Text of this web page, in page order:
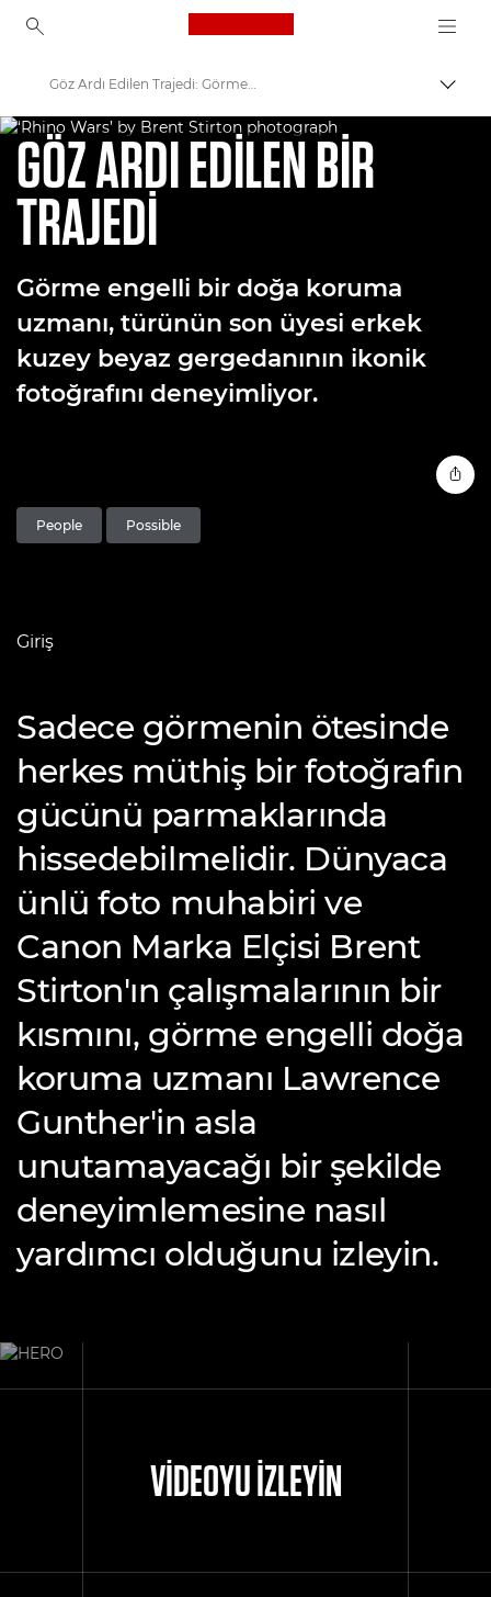
Canon Logo, back to
İçerik
Canon
Welcome to VIEW
Göz Ardı Edilen Trajedi: Görme Engelliler İçin Fotoğraf
GÖZ ARDI EDİLEN BİR
TRAJEDİ
Görme engelli bir doğa koruma
uzmanı, türünün son üyesi erkek
kuzey beyaz gergedanının ikonik
fotoğrafını deneyimliyor.
People Possible
Giriş
Sadece görmenin ötesinde
herkes müthiş bir fotoğrafın
gücünü parmaklarında
hissedebilmelidir. Dünyaca
ünlü foto muhabiri ve
Canon Marka Elçisi Brent
Stirton'ın çalışmalarının bir
kısmını, görme engelli doğa
koruma uzmanı Lawrence
Gunther'in asla
unutamayacağı bir şekilde
deneyimlemesine nasıl
yardımcı olduğunu izleyin.
VİDEOYU İZLEYİN